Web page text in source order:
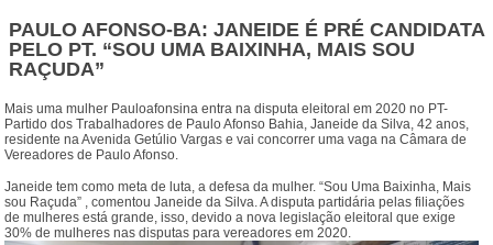
PAULO AFONSO-BA: JANEIDE É PRÉ CANDIDATA
PELO PT. “SOU UMA BAIXINHA, MAIS SOU
RAÇUDA”
Mais uma mulher Pauloafonsina entra na disputa eleitoral em 2020 no PT-
Partido dos Trabalhadores de Paulo Afonso Bahia, Janeide da Silva, 42 anos,
residente na Avenida Getúlio Vargas e vai concorrer uma vaga na Câmara de
Vereadores de Paulo Afonso.
Janeide tem como meta de luta, a defesa da mulher. “Sou Uma Baixinha, Mais
sou Raçuda” , comentou Janeide da Silva. A disputa partidária pelas filiações
de mulheres está grande, isso, devido a nova legislação eleitoral que exige
30% de mulheres nas disputas para vereadores em 2020.